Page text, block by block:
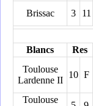
Brissac
3 11
Blancs
Res
Toulouse
Lardenne II
10 F
Toulouse